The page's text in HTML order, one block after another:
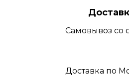
Самовывоз со
Доставка по